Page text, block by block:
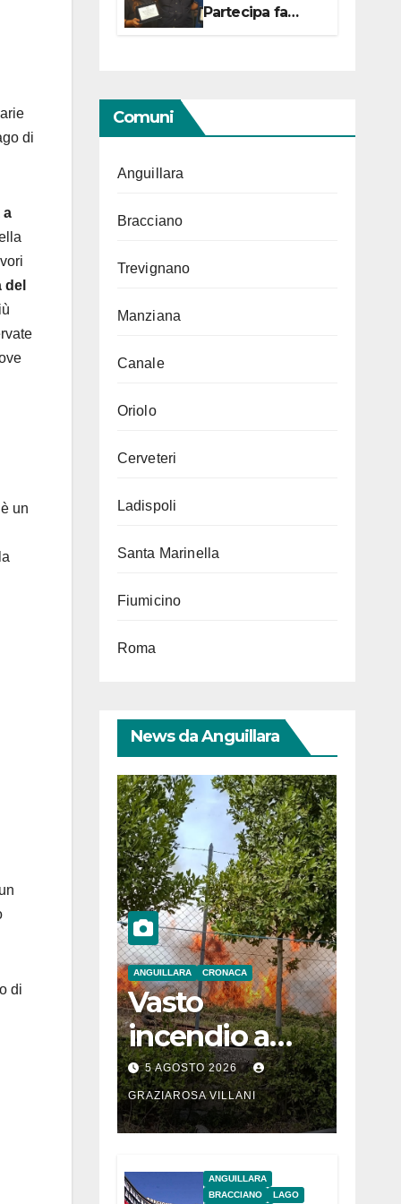
di
a
un
di
Partecipa fa
centro con due
Comuni
Anguillara
Bracciano
Trevignano
Manziana
Canale
Oriolo
Cerveteri
Ladispoli
Santa Marinella
Fiumicino
Roma
News da Anguillara
ANGUILLARA CRONACA
Vasto
incendio a
Martignano
5 AGOSTO 2026
GRAZIAROSA VILLANI
ANGUILLARA
BRACCIANO
LAGO